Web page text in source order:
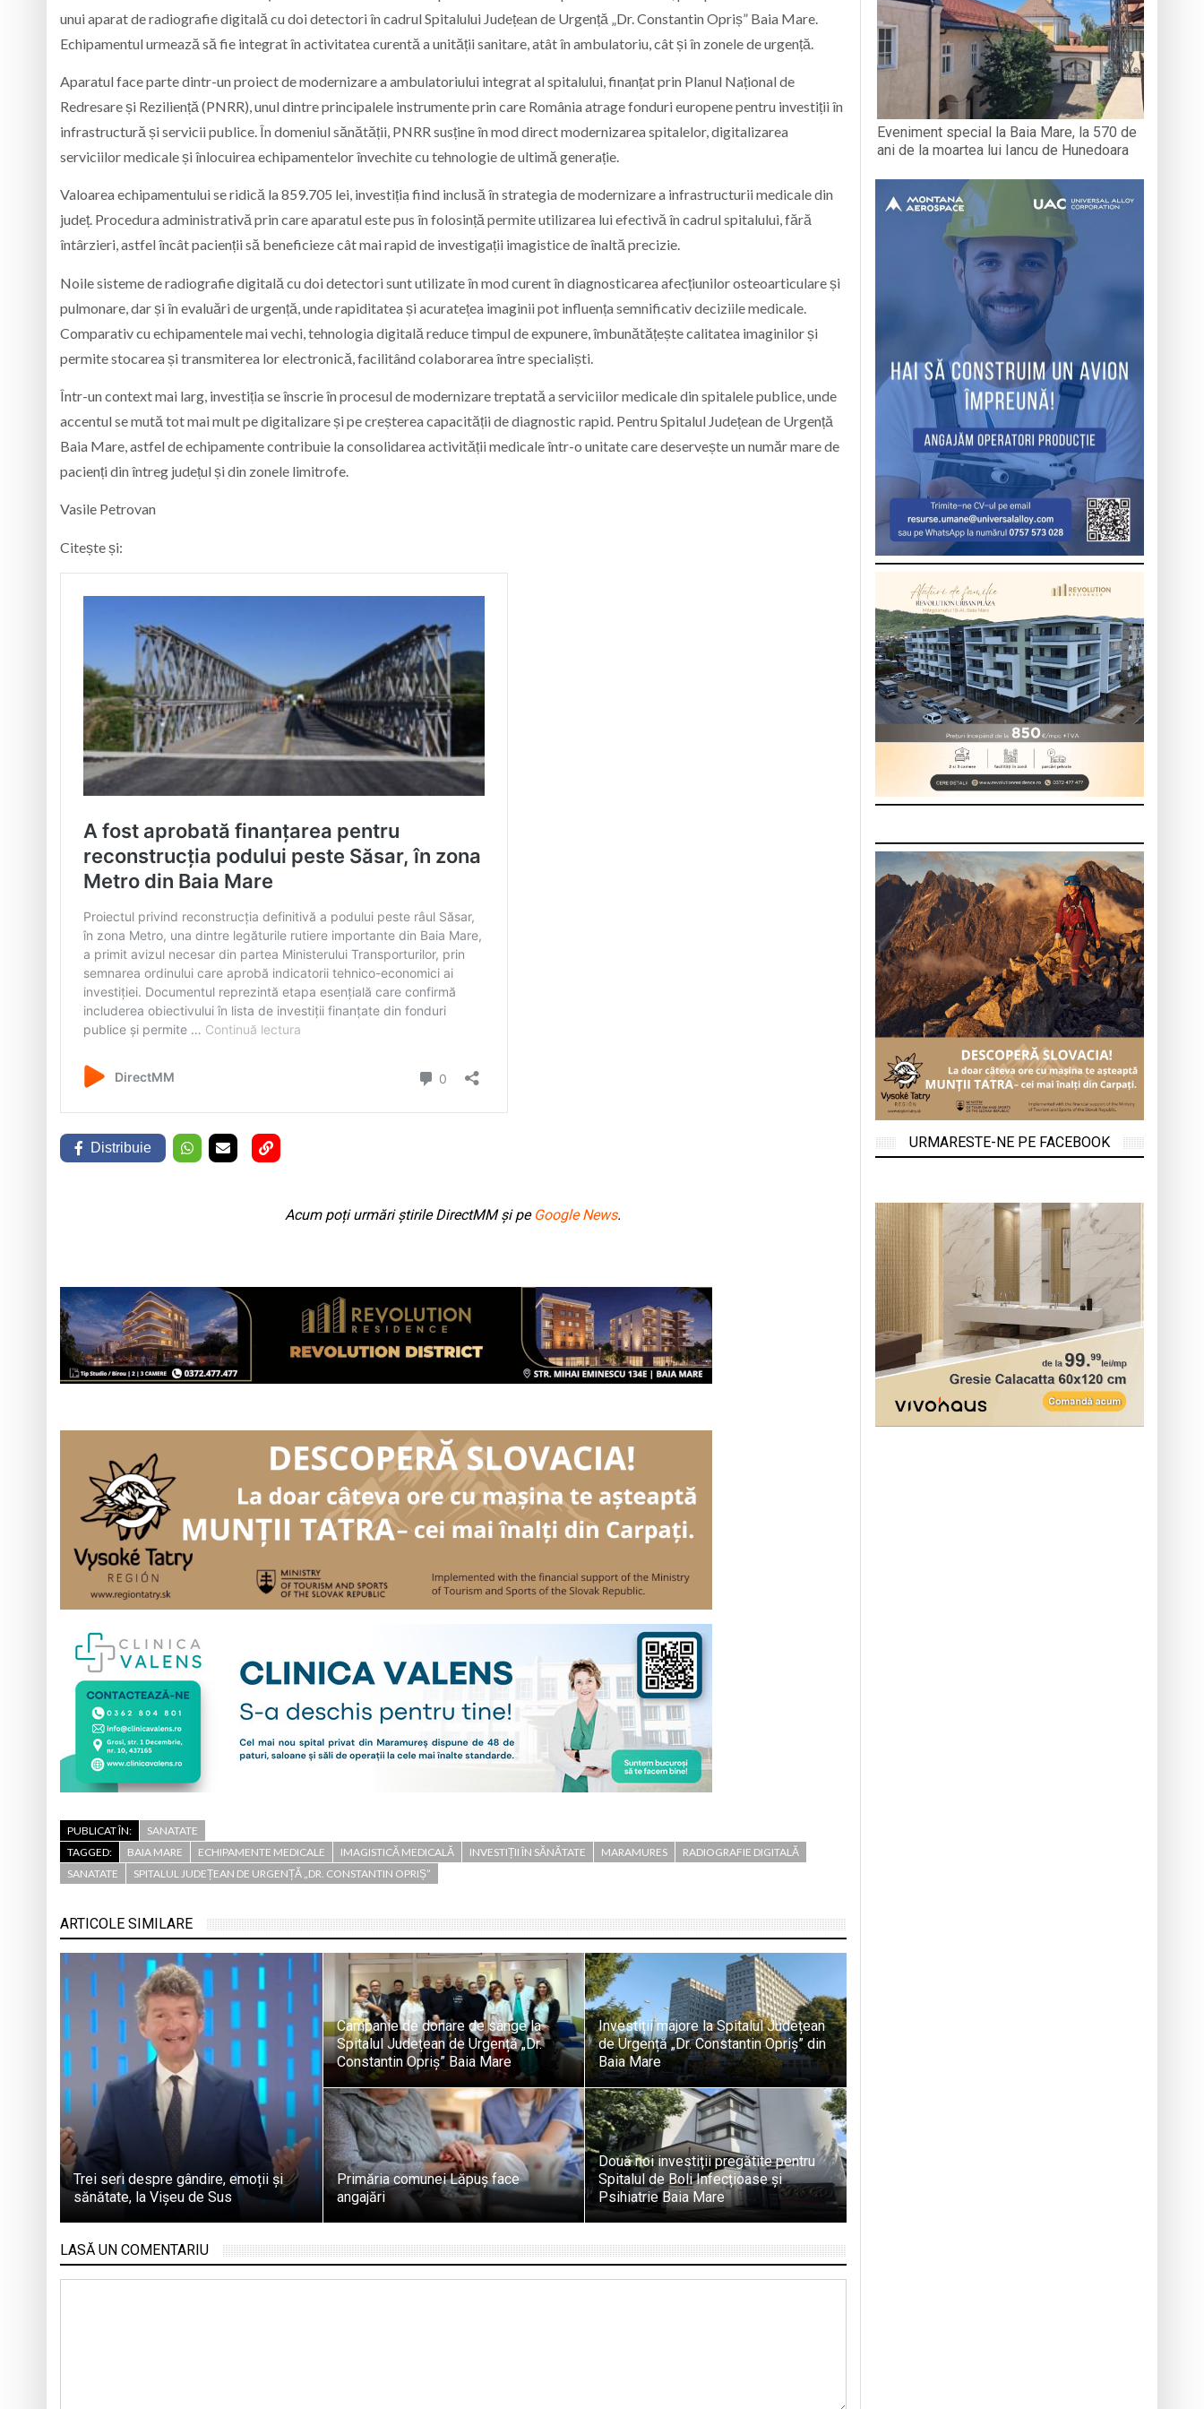
unui aparat de radiografie digitală cu doi detectori în cadrul Spitalului Județean de Urgență „Dr. Constantin Opriș” Baia Mare.
Echipamentul urmează să fie integrat în activitatea curentă a unității sanitare, atât în ambulatoriu, cât și în zonele de urgență.
Aparatul face parte dintr-un proiect de modernizare a ambulatoriului integrat al spitalului, finanțat prin Planul Național de
Redresare și Reziliență (PNRR), unul dintre principalele instrumente prin care România atrage fonduri europene pentru investiții în
infrastructură și servicii publice. În domeniul sănătății, PNRR susține în mod direct modernizarea spitalelor, digitalizarea
serviciilor medicale și înlocuirea echipamentelor învechite cu tehnologie de ultimă generație.
Valoarea echipamentului se ridică la 859.705 lei, investiția fiind inclusă în strategia de modernizare a infrastructurii medicale din
județ. Procedura administrativă prin care aparatul este pus în folosință permite utilizarea lui efectivă în cadrul spitalului, fără
întârzieri, astfel încât pacienții să beneficieze cât mai rapid de investigații imagistice de înaltă precizie.
Noile sisteme de radiografie digitală cu doi detectori sunt utilizate în mod curent în diagnosticarea afecțiunilor osteoarticulare și
pulmonare, dar și în evaluări de urgență, unde rapiditatea și acuratețea imaginii pot influența semnificativ deciziile medicale.
Comparativ cu echipamentele mai vechi, tehnologia digitală reduce timpul de expunere, îmbunătățește calitatea imaginilor și
permite stocarea și transmiterea lor electronică, facilitând colaborarea între specialiști.
Într-un context mai larg, investiția se înscrie în procesul de modernizare treptată a serviciilor medicale din spitalele publice, unde
accentul se mută tot mai mult pe digitalizare și pe creșterea capacității de diagnostic rapid. Pentru Spitalul Județean de Urgență
Baia Mare, astfel de echipamente contribuie la consolidarea activității medicale într-o unitate care deservește un număr mare de
pacienți din întreg județul și din zonele limitrofe.
Vasile Petrovan
Citește și:
Distribuie
Acum poți urmări știrile DirectMM și pe Google News.
PUBLICAT ÎN:
SANATATE
TAGGED:
BAIA MARE ECHIPAMENTE MEDICALE IMAGISTICĂ MEDICALĂ INVESTIȚII ÎN SĂNĂTATE MARAMURES
RADIOGRAFIE DIGITALĂ
SANATATE
SPITALUL JUDEȚEAN DE URGENȚĂ „DR. CONSTANTIN OPRIȘ”
ARTICOLE SIMILARE
Trei seri despre gândire, emoții și
sănătate, la Vișeu de Sus
Campanie de donare de sânge la
Spitalul Județean de Urgență „Dr.
Constantin Opriș” Baia Mare
Investiții majore la Spitalul Județean
de Urgență „Dr. Constantin Opriș” din
Baia Mare
Primăria comunei Lăpuș face
angajări
Două noi investiții pregătite pentru
Spitalul de Boli Infecțioase și
Psihiatrie Baia Mare
LASĂ UN COMENTARIU
Eveniment special la Baia Mare, la 570 de
ani de la moartea lui Iancu de Hunedoara
URMARESTE-NE PE FACEBOOK